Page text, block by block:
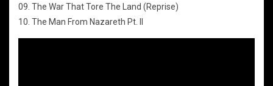
09. The War That Tore The Land (Reprise)
10. The Man From Nazareth Pt. II